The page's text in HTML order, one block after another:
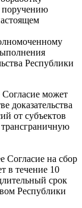
поручению
Республики
Согласие может
доказательства
от субъектов
Согласие на сбор
в течение 10
срок
Республики